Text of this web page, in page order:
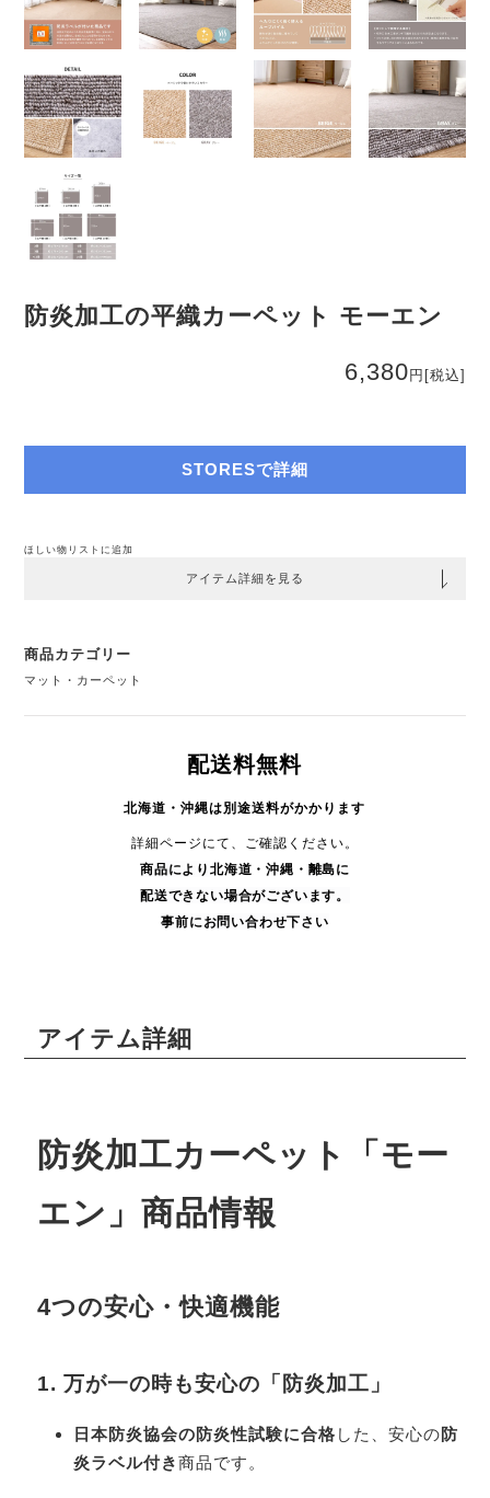
防炎加工の平織カーペット モーエン
6,380円 [税込]
STORESで詳細
ほしい物リストに追加
アイテム詳細を見る
商品カテゴリー
マット・カーペット
配送料無料
北海道・沖縄は別途送料がかかります
詳細ページにて、ご確認ください。
商品により 北海道・沖縄・ 離島に
配送できない場合がございます。
事前にお問い合わせ下さい
アイテム詳細
防炎加工カーペット「モー
エン」商品情報
4つの安心・快適機能
1. 万が一の時も安心の「防炎加工」
日本防炎協会の防炎性試験に合格 した、安心の防
炎ラベル付き商品です。